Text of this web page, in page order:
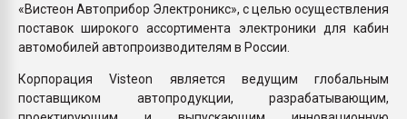
«Вистеон Автоприбор Электроникс», с целью осуществления
поставок широкого ассортимента электроники для кабин
автомобилей автопроизводителям в России.
Корпорация Visteon является ведущим глобальным
поставщиком автопродукции, разрабатывающим,